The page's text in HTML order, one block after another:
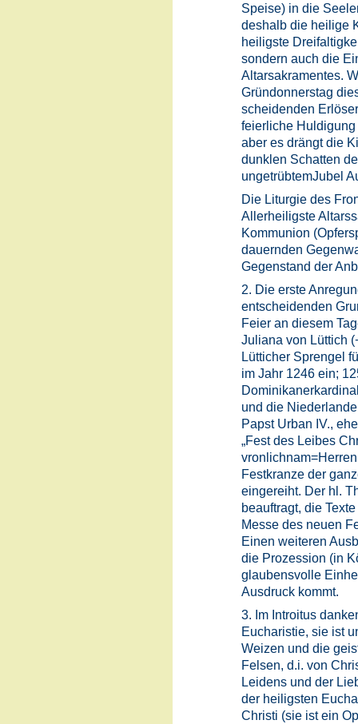
Speise) in die
deshalb die heilige
heiligste
sondern auch die
Altarsakramentes.
Gründonnerstag
scheidenden
feierliche
aber es drängt die
dunklen Schatten
ungetrübtemJubel
Die Liturgie des
Allerheiligste
Kommunion
dauernden
Gegenstand der
2. Die erste
entscheidenden
Feier an diesem
Juliana von Lüttich
Lütticher Sprengel
im Jahr 1246 ein;
und die
Papst Urban IV.,
„Fest des Leibes
Festkranze der
eingereiht. Der hl.
beauftragt, die
Messe des neuen
Einen weiteren
die Prozession (in
glaubensvolle
Ausdruck kommt.
3. Im Introitus
Eucharistie, sie ist
Weizen und die
Felsen, d.i. von
Leidens und der
der heiligsten
Christi (sie ist ein